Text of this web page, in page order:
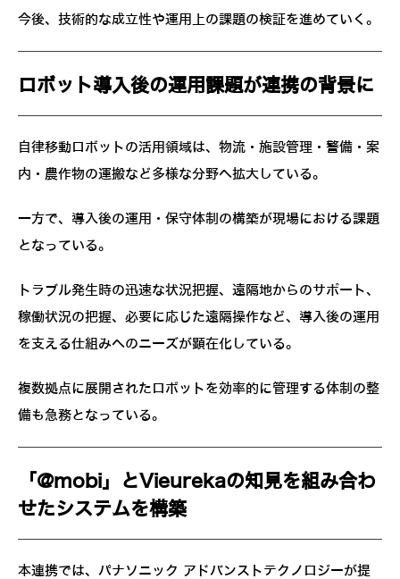
今後、技術的な成立性や運用上の課題の検証を進めていく。
ロボット導入後の運用課題が連携の背景に
自律移動ロボットの活用領域は、物流・施設管理・警備・案
内・農作物の運搬など多様な分野へ拡大している。
一方で、導入後の運用・保守体制の構築が現場における課題
となっている。
トラブル発生時の迅速な状況把握、遠隔地からのサポート、
稼働状況の把握、必要に応じた遠隔操作など、導入後の運用
を支える仕組みへのニーズが顕在化している。
複数拠点に展開されたロボットを効率的に管理する体制の整
備も急務となっている。
「@mobi」とVieurekaの知見を組み合わ
せたシステムを構築
本連携では、パナソニック アドバンストテクノロジーが提